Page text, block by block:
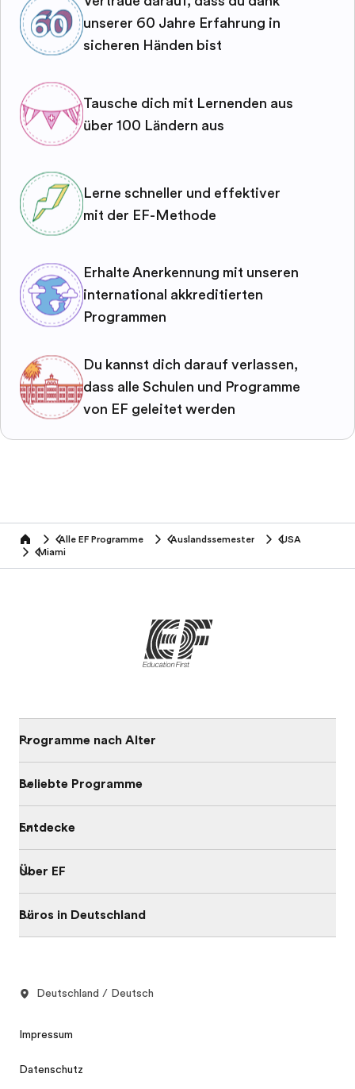
unserer 60 Jahre Erfahrung in
sicheren Händen bist
Tausche dich mit Lernenden aus
über 100 Ländern aus
Lerne schneller und effektiver
mit der EF-Methode
Erhalte Anerkennung mit unseren
international akkreditierten
Programmen
Du kannst dich darauf verlassen,
dass alle Schulen und Programme
von EF geleitet werden
home Alle EF Programme Auslandssemester
USA
Miami
Programme nach Alter
Beliebte Programme
Entdecke
Über EF
Büros in Deutschland
Deutschland / Deutsch
Impressum
Datenschutz